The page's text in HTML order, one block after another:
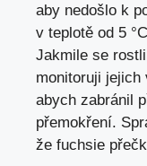
aby nedošlo k
v teplotě od 5
Jakmile se
monitoruji jejich
abych zabránil
přemokření.
že fuchsie